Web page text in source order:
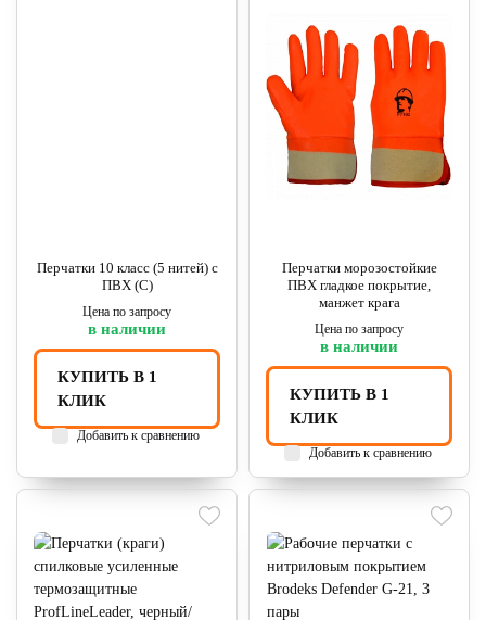
Перчатки 10 класс (5 нитей) с
ПВХ (С)
Цена по запросу
в наличии
КУПИТЬ В 1
КЛИК
Добавить к сравнению
Перчатки морозостойкие
ПВХ гладкое покрытие,
манжет крага
Цена по запросу
в наличии
КУПИТЬ В 1
КЛИК
Добавить к сравнению